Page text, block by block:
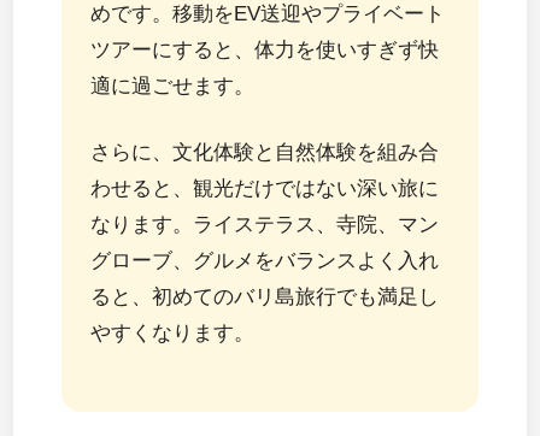
めです。移動をEV送迎やプライベート
ツアーにすると、体力を使いすぎず快
適に過ごせます。
さらに、文化体験と自然体験を組み合
わせると、観光だけではない深い旅に
なります。ライステラス、寺院、マン
グローブ、グルメをバランスよく入れ
ると、初めてのバリ島旅行でも満足し
やすくなります。